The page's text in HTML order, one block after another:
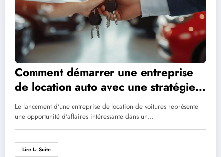
Comment démarrer une entreprise
de location auto avec une stratégie
de différenciation gagnante
Le lancement d'une entreprise de location de voitures représente
une opportunité d'affaires intéressante dans un…
Lire La Suite